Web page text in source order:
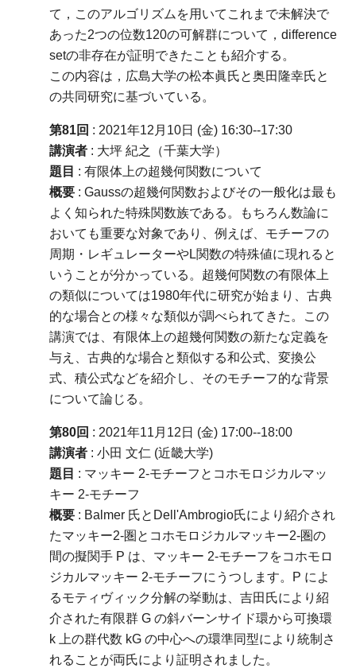
て，このアルゴリズムを用いてこれまで未解決で
あった2つの位数120の可解群について，difference
setの非存在が証明できたことも紹介する。
この内容は，広島大学の松本眞氏と奥田隆幸氏と
の共同研究に基づいている。
第81回 : 2021年12月10日 (金) 16:30--17:30
講演者 : 大坪 紀之（千葉大学）
題目 : 有限体上の超幾何関数について
概要 : Gaussの超幾何関数およびその一般化は最も
よく知られた特殊関数族である。もちろん数論に
おいても重要な対象であり、例えば、モチーフの
周期・レギュレーターやL関数の特殊値に現れると
いうことが分かっている。超幾何関数の有限体上
の類似については1980年代に研究が始まり、古典
的な場合との様々な類似が調べられてきた。この
講演では、有限体上の超幾何関数の新たな定義を
与え、古典的な場合と類似する和公式、変換公
式、積公式などを紹介し、そのモチーフ的な背景
について論じる。
第80回 : 2021年11月12日 (金) 17:00--18:00
講演者 : 小田 文仁 (近畿大学)
題目 : マッキー 2-モチーフとコホモロジカルマッ
キー 2-モチーフ
概要 : Balmer 氏とDell'Ambrogio氏により紹介され
たマッキー2-圏とコホモロジカルマッキー2-圏の
間の擬関手 P は、マッキー 2-モチーフをコホモロ
ジカルマッキー 2-モチーフにうつします。P によ
るモティヴィック分解の挙動は、吉田氏により紹
介された有限群 G の斜バーンサイド環から可換環
k 上の群代数 kG の中心への環準同型により統制さ
れることが両氏により証明されました。